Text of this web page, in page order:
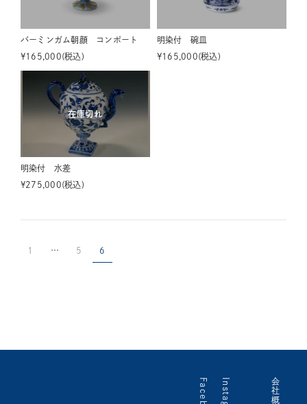
バーミンガム朝顔 コンポート
¥165,000 税込
明染付 碗皿
¥165,000 税込
明染付 水差
¥275,000 税込
在庫切れ
1 … 5 6
会社概要